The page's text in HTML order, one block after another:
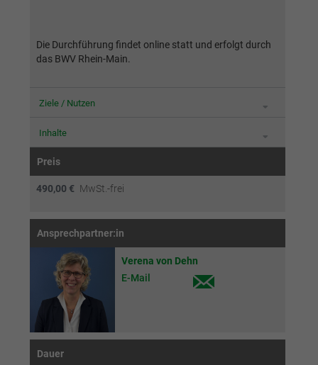
Die Durchführung findet online statt und erfolgt durch
das BWV Rhein-Main.
Ziele / Nutzen
Inhalte
Preis
490,00 € MwSt.-frei
Ansprechpartner:in
Verena von Dehn
E-Mail
Dauer
Laufzeit Sitzungsende
Zweck
Anmeldung über den Webseiten-Login .
Name _gid
Laufzeit
Zweck
Registriert eine eindeutige ID, die verwendet
wird, um statistische Daten dazu, wie der